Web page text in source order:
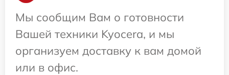
Мы сообщим Вам о готовности
Вашей техники Kyocera, и мы
организуем доставку к вам домой
или в офис.